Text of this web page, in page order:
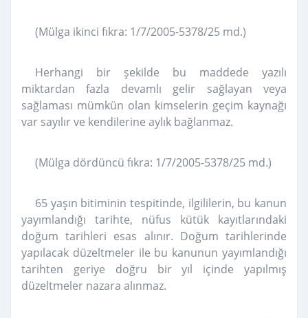
(Mülga ikinci fıkra: 1/7/2005-5378/25 md.)
Herhangi bir şekilde bu maddede yazılı
miktardan fazla devamlı gelir sağlayan veya
sağlaması mümkün olan kimselerin geçim kaynağı
var sayılır ve kendilerine aylık bağlanmaz.
(Mülga dördüncü fıkra: 1/7/2005-5378/25 md.)
65 yaşın bitiminin tespitinde, ilgililerin, bu kanun
yayımlandığı tarihte, nüfus kütük kayıtlarındaki
doğum tarihleri esas alınır. Doğum tarihlerinde
yapılacak düzeltmeler ile bu kanunun yayımlandığı
tarihten geriye doğru bir yıl içinde yapılmış
düzeltmeler nazara alınmaz.